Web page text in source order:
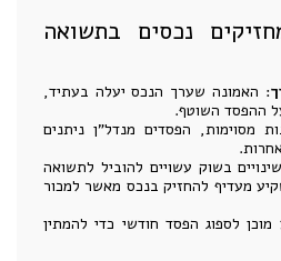
נכסים בתשואה
: האמונה שערך הנכס יעלה בעתיד,
ההפסד השוטף.
מסוימות, הפסדים מנדל"ן ניתנים
בשוק עשויים להוביל לתשואה
מעדיף להחזיק בנכס מאשר למכור
לספוג הפסד חודשי כדי להמתין